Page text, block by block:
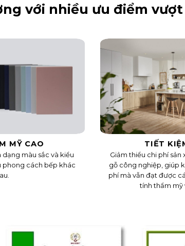
với nhiều ưu điểm
MỸ CAO
màu sắc và kiểu
phong cách bếp khác
TIẾT
Giảm thiểu chi phí
gỗ công nghiệp, giúp
phí mà vẫn đạt được
tính thẩm mỹ